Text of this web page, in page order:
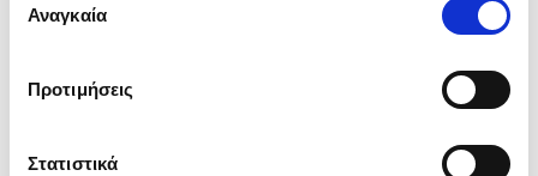
ενδιαφέρουν και να επιλέξετε από τα παρακάτω με την
΄΄και να ενημερωθείτε σχετικά με
συγκατάθεσης
Αναγκαία
Προτιμήσεις
Στατιστικά